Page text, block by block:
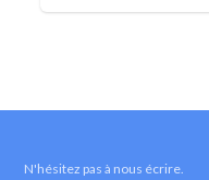
N'hésitez pas à nous écrire.